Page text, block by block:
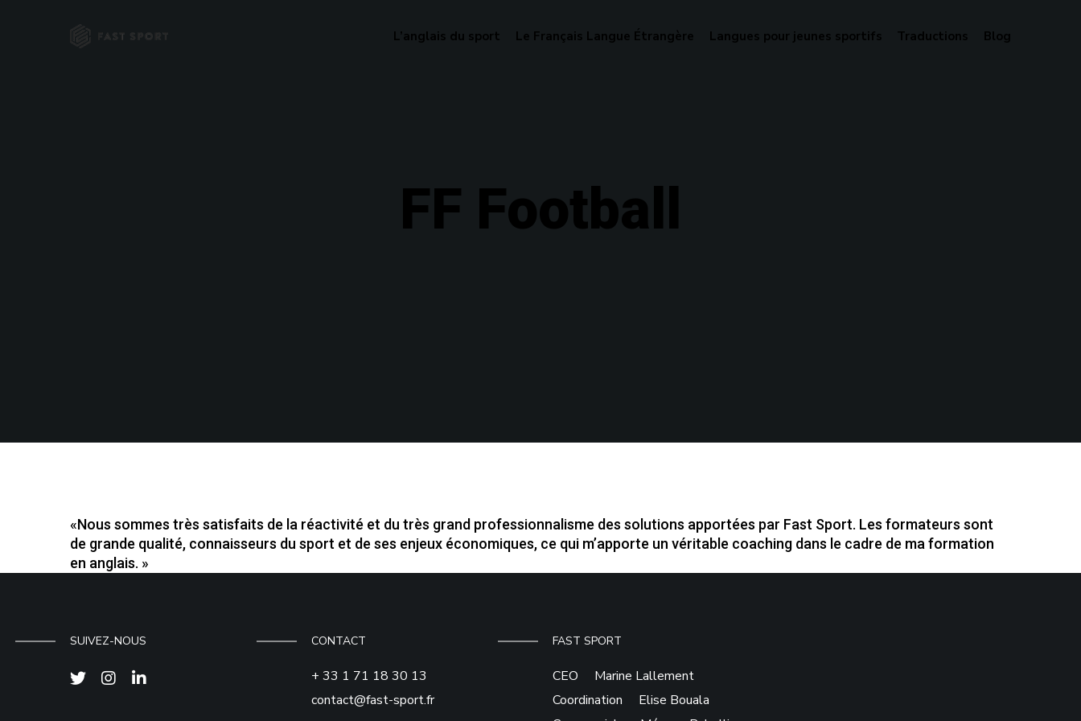
L’anglais du sport Le Français Langue Étrangère Langues pour jeunes sportifs Traductions Blog
FF Football
«Nous sommes très satisfaits de la réactivité et du très grand professionnalisme des solutions apportées par Fast Sport. Les formateurs sont
de grande qualité, connaisseurs du sport et de ses enjeux économiques, ce qui m’apporte un véritable coaching dans le cadre de ma formation
en anglais. »
SUIVEZ-NOUS CONTACT
+ 33 1 71 18 30 13
contact@fast-sport.fr
FAST SPORT
CEO Marine Lallement
Coordination Elise Bouala